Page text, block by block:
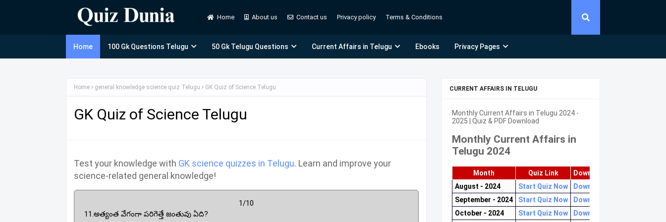
Home About us Contact us Privacy policy Terms & Conditions
Home 100 Gk Questions Telugu 50 Gk Telugu Questions Current Affairs in Telugu Ebooks Privacy Pages
Home general knowledge science quiz Telugu GK Quiz of Science Telugu
GK Quiz of Science Telugu
Test your knowledge with GK science quizzes in Telugu. Learn and improve your
science-related general knowledge!
1/10
11.అత్యంత వేగంగా పరిగెత్తే జంతువు ఏది?
CURRENT AFFAIRS IN TELUGU
Monthly Current Affairs in Telugu 2024 -
2025 | Quiz & PDF Download
Monthly Current Affairs in
Telugu 2024
Month Quiz Link
Download PDF
August - 2024
Start Quiz Now
Download now
September - 2024
Start Quiz Now
Download now
October - 2024
Start Quiz Now Download now